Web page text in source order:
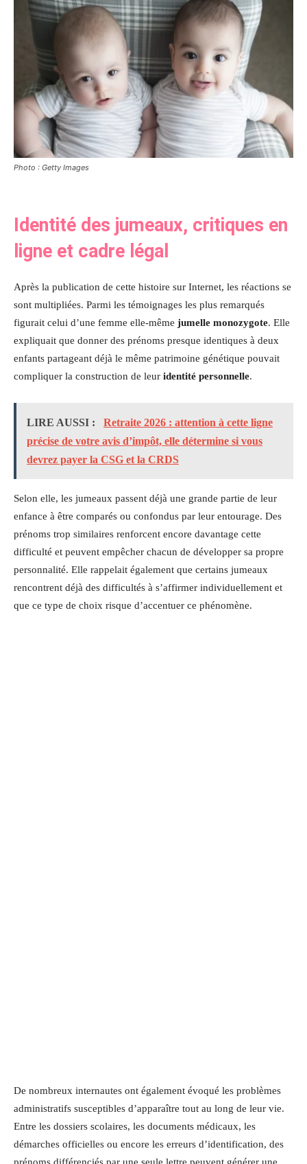
Photo : Getty Images
Identité des jumeaux, critiques en
ligne et cadre légal
Après la publication de cette histoire sur Internet, les réactions se
sont multipliées. Parmi les témoignages les plus remarqués
figurait celui d’une femme elle-même jumelle monozygote. Elle
expliquait que donner des prénoms presque identiques à deux
enfants partageant déjà le même patrimoine génétique pouvait
compliquer la construction de leur identité personnelle.
LIRE AUSSI :
Retraite 2026 : attention à cette ligne
précise de votre avis d’impôt, elle détermine si vous
devrez payer la CSG et la CRDS
Selon elle, les jumeaux passent déjà une grande partie de leur
enfance à être comparés ou confondus par leur entourage. Des
prénoms trop similaires renforcent encore davantage cette
difficulté et peuvent empêcher chacun de développer sa propre
personnalité. Elle rappelait également que certains jumeaux
rencontrent déjà des difficultés à s’affirmer individuellement et
que ce type de choix risque d’accentuer ce phénomène.
De nombreux internautes ont également évoqué les problèmes
administratifs susceptibles d’apparaître tout au long de leur vie.
Entre les dossiers scolaires, les documents médicaux, les
démarches officielles ou encore les erreurs d’identification, des